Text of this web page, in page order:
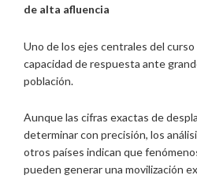
de alta afluencia
Uno de los ejes centrales del
capacidad de respuesta ante
población.
Aunque las cifras exactas de
determinar con precisión, los
otros países indican que
pueden generar una movilización